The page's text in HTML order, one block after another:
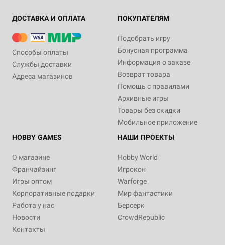
ДОСТАВКА И ОПЛАТА
Способы оплаты
Службы доставки
Адреса магазинов
ПОКУПАТЕЛЯМ
Подобрать игру
Бонусная программа
Информация о заказе
Возврат товара
Помощь с правилами
Архивные игры
Товары без скидки
Мобильное приложение
HOBBY GAMES
О магазине
Франчайзинг
Игры оптом
Корпоративные подарки
Работа у нас
Новости
Контакты
НАШИ ПРОЕКТЫ
Hobby World
Игрокон
Warforge
Мир фантастики
Берсерк
CrowdRepublic